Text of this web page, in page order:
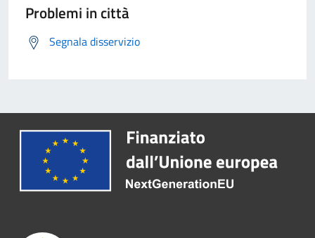
Problemi in città
Segnala disservizio